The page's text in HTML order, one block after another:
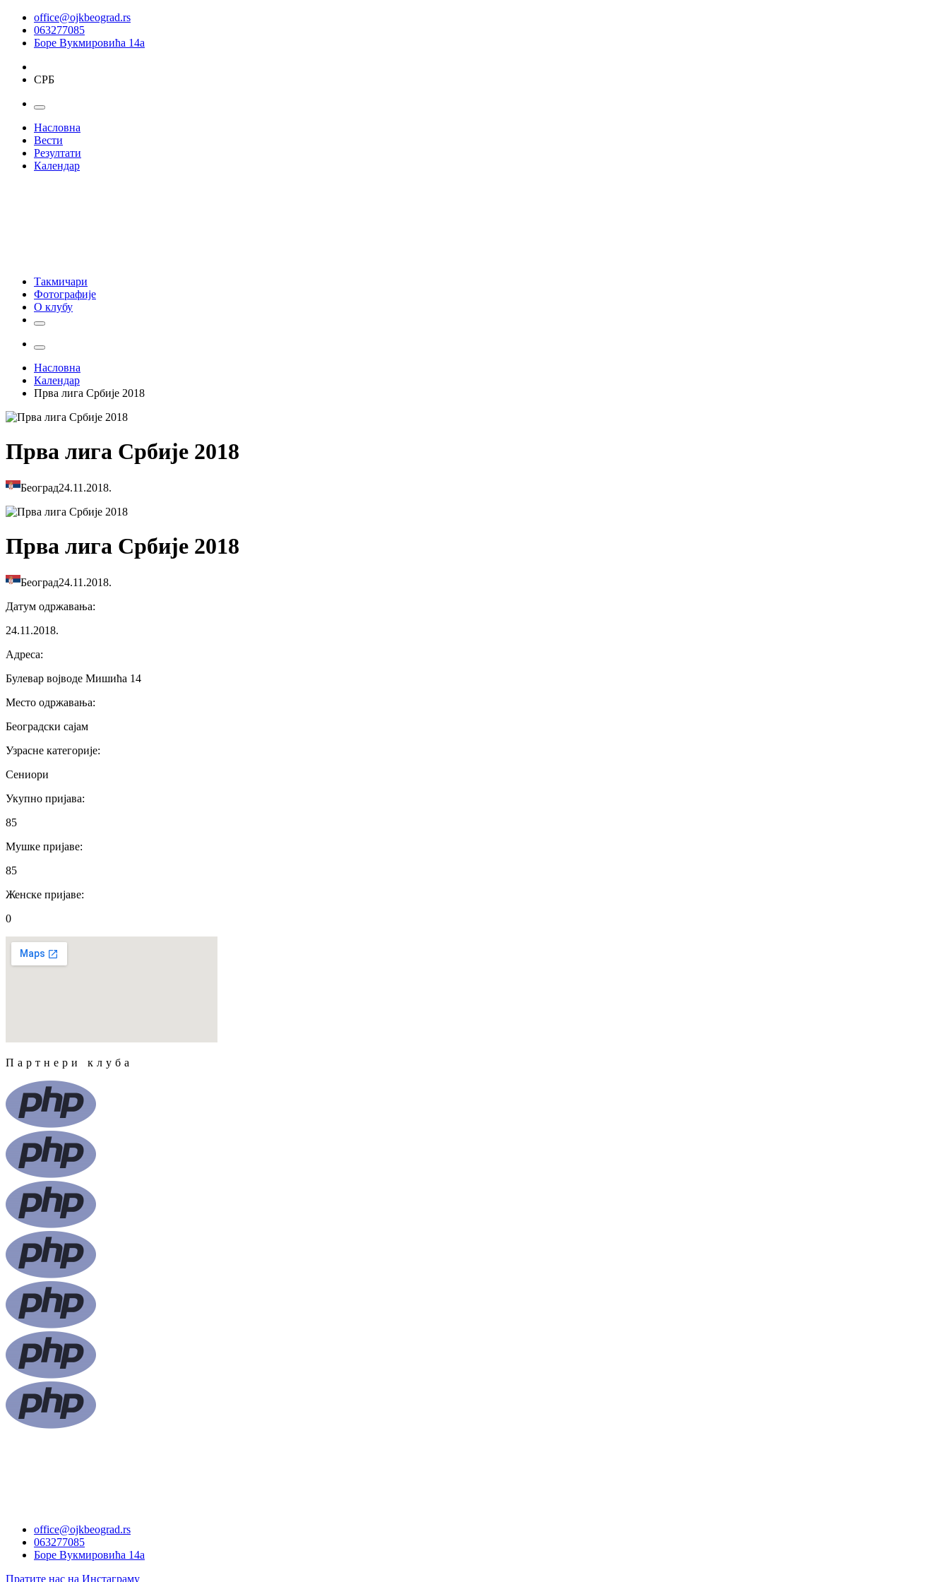
office@ojkbeograd.rs
063277085
Боре Вукмировића 14а
СРБ
Насловна
Вести
Резултати
Календар
Такмичари
Фотографије
О клубу
Насловна
Календар
Прва лига Србије 2018
Прва лига Србије 2018
Београд24.11.2018.
Прва лига Србије 2018
Београд24.11.2018.
Датум одржавања:
24.11.2018.
Адреса:
Булевар војводе Мишића 14
Место одржавања:
Београдски сајам
Узрасне категорије:
Сениори
Укупно пријава:
85
Мушке пријаве:
85
Женске пријаве:
0
Партнери клуба
office@ojkbeograd.rs
063277085
Боре Вукмировића 14а
Пратите нас на Инстаграму